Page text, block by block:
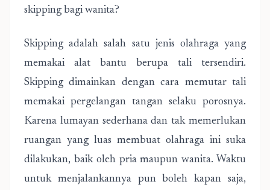
skipping bagi wanita?
Skipping adalah salah satu jenis olahraga yang
memakai alat bantu berupa tali tersendiri.
Skipping dimainkan dengan cara memutar tali
memakai pergelangan tangan selaku porosnya.
Karena lumayan sederhana dan tak memerlukan
ruangan yang luas membuat olahraga ini suka
dilakukan, baik oleh pria maupun wanita. Waktu
untuk menjalankannya pun boleh kapan saja,